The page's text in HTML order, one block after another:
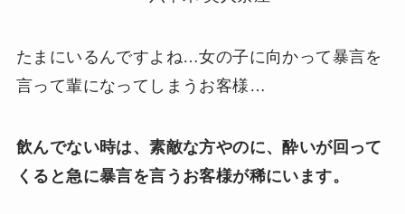
たまにいるんですよね…女の子に向かって暴言を
言って輩になってしまうお客様…
飲んでない時は、素敵な方やのに、酔いが回って
くると急に暴言を言うお客様が稀にいます。